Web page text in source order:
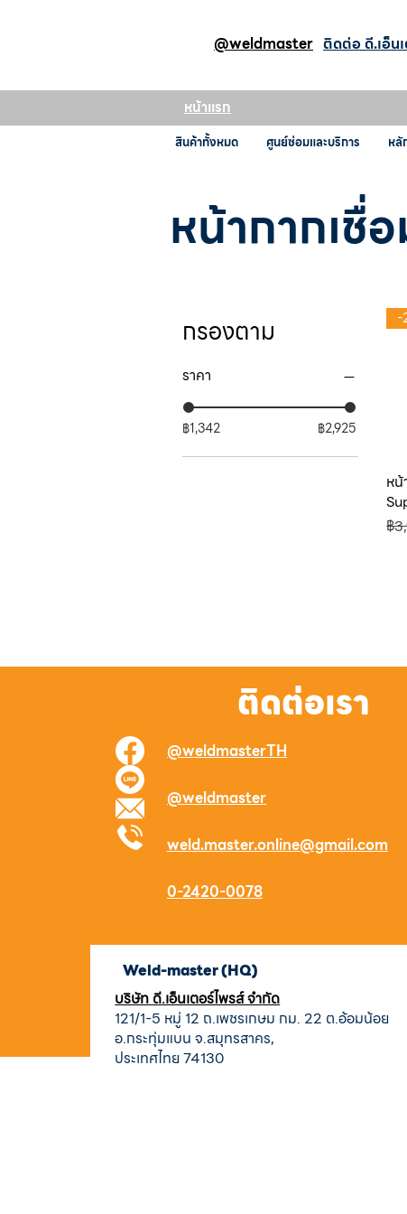
@weldmaster ติดต่อ ดี.เอ็น
หน้าแรก
สินค้าทั้งหมด ศูนย์ซ่อมและบริการ หลั
หน้ากากเชื่
กรองตาม
ราคา
฿1,342 ฿2,925
-
หน้
รา
฿
ติดต่อเรา
@weldmasterTH
@weldmaster
weld.master.online@gmail.com
0-2420-0078
Weld-master (HQ)
บริษัท ดี.เอ็นเตอร์ไพรส์ จำกัด
121/1-5 หมู่ 12 ถ.เพชรเกษม กม. 22 ต.อ้อมน้อย
อ.กระทุ่มแบน จ.สมุทรสาคร,
ประเทศไทย 74130